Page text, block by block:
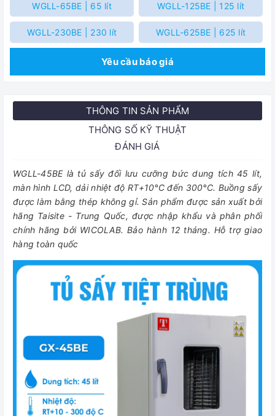
WGLL-65BE | 65 lít WGLL-125BE | 125 lít
WGLL-230BE | 230 lít WGLL-625BE | 625 lít
Yêu cầu báo giá
THÔNG TIN SẢN PHẨM
THÔNG SỐ KỸ THUẬT
ĐÁNH GIÁ
WGLL-45BE là tủ sấy đối lưu cưỡng bức dung tích 45 lít,
màn hình LCD, dải nhiệt độ RT+10°C đến 300°C. Buồng sấy
được làm bằng thép không gỉ. Sản phẩm được sản xuất bởi
hãng Taisite - Trung Quốc, được nhập khẩu và phân phối
chính hãng bởi WICOLAB. Bảo hành 12 tháng. Hỗ trợ giao
hàng toàn quốc